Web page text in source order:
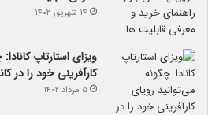
۱۴ شهریور ۱۴۰۲
ویزای استارتاپ
کارآفرینی خود را در
۵ مرداد ۱۴۰۲